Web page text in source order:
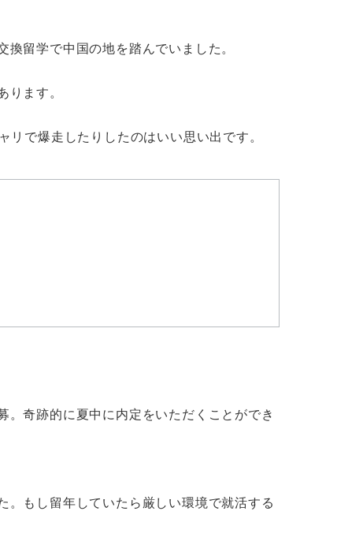
留学で中国の地を踏んでいました。
ます。
で爆走したりしたのはいい思い出です。
奇跡的に夏中に内定をいただくことができ
もし留年していたら厳しい環境で就活する